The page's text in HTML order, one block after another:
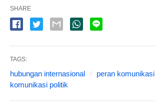
SHARE
TAGS:
hubungan internasional peran komunikasi
komunikasi politik